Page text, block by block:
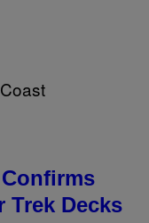
Trek Decks